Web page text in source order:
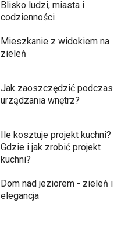
Blisko ludzi, miasta i
codzienności
Mieszkanie z widokiem na
zieleń
Jak zaoszczędzić podczas
urządzania wnętrz?
Ile kosztuje projekt kuchni?
Gdzie i jak zrobić projekt
kuchni?
Dom nad jeziorem - zieleń i
elegancja